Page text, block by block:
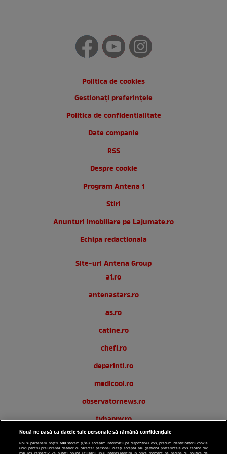
Politica de cookies
Gestionați preferințele
Politica de confidentialitate
Date companie
RSS
Despre cookie
Program Antena 1
Stiri
Anunturi imobiliare pe Lajumate.ro
Echipa redactionala
Site-uri Antena Group
a1.ro
antenastars.ro
as.ro
catine.ro
chefi.ro
deparinti.ro
medicool.ro
observatornews.ro
tvhappy.ro
useit.ro
Nouă ne pasă ca datele tale personale să rămână confidențiale
Noi și partenerii noștri589 stocăm și/sau accesăm informații pe dispozitivul dvs., precum identificatorii cookie
unici pentru prelucrarea datelor cu caracter personal. Puteți accepta sau gestiona preferințele dvs. făcând clic